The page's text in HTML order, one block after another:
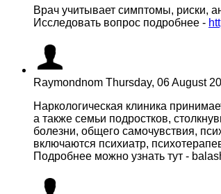
Врач учитывает симптомы, риски,
Исследовать вопрос подробнее -
Raymondnom Thursday, 06 August
Наркологическая клиника
а также семьи подростков,
болезни, общего самочувствия,
включаются психиатр,
Подробнее можно узнать тут -